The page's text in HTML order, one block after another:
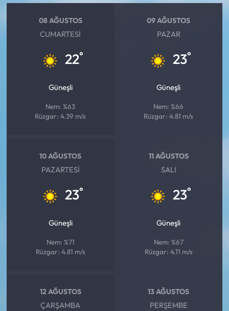
08 AĞUSTOS
CUMARTESI
22°
Güneşli
Nem: %63
Rüzgar: 4.39 m/s
09 AĞUSTOS
PAZAR
23°
Güneşli
Nem: %66
Rüzgar: 4.81 m/s
10 AĞUSTOS
PAZARTESI
23°
Güneşli
Nem: %71
Rüzgar: 4.81 m/s
11 AĞUSTOS
SALI
23°
Güneşli
Nem: %67
Rüzgar: 4.11 m/s
12 AĞUSTOS
ÇARŞAMBA
13 AĞUSTOS
PERŞEMBE